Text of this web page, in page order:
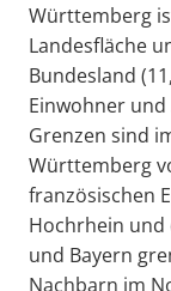
Württemberg
Landesfläche
Bundesland
Einwohner und
Grenzen sind
Württemberg
französischen
Hochrhein und
und Bayern
Nachbarn im